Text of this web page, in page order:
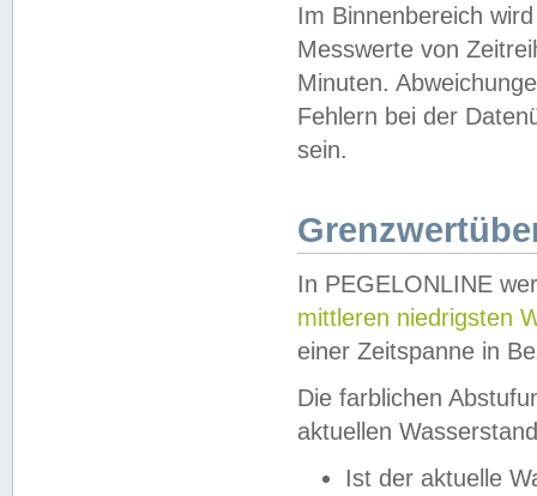
Im Binnenbereich
Messwerte von
Minuten.
Fehlern bei der
sein.
In PEGELONLINE
mittleren niedrigsten
einer Zeitspanne in
Die farblichen
aktuellen
Ist der aktuelle